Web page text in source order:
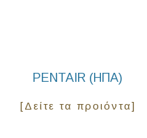
PENTAIR (ΗΠΑ)
[Δείτε τα προιόντα]